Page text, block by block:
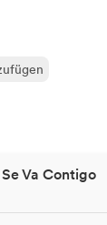
Va Contigo